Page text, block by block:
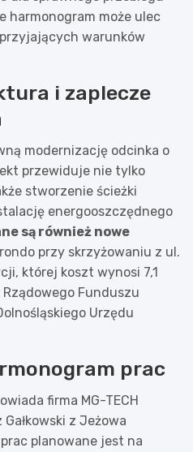
harmonogram może ulec
warunków
i zaplecze
modernizację odcinka o
przewiduje nie tylko
stworzenie ścieżki
energooszczędnego
są również nowe
przy skrzyżowaniu z ul.
której koszt wynosi 7,1
Funduszu
Urzędu
prac
firma MG-TECH
z Jeżowa
planowane jest na